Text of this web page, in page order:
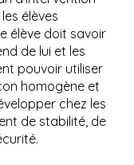
élèves
élève doit savoir
de lui et les
pouvoir utiliser
homogène et
chez les
de stabilité, de